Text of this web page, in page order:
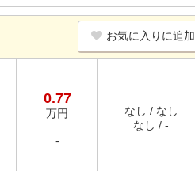
お気に入りに追加
0.77
万円
-
なし / なし
なし / -